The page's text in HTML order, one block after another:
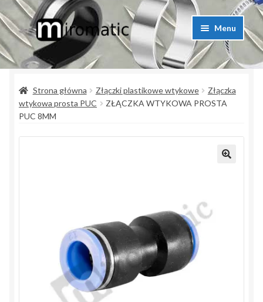
Przejdź
do
nawigacji
Przejdź
do
treści
Menu
Strona główna
Blog przemysłowy
Kontakt
Polityka prywatności
Regulamin
Strona główna Złączki plastikowe wtykowe
Złączka
wtykowa prosta PUC
ZŁĄCZKA WTYKOWA PROSTA
PUC 8MM